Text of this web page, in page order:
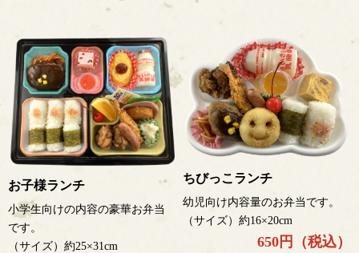
お子様ランチ
小学生向けの内容の豪華お弁当
です。
（サイズ）約25×31cm
ちびっこランチ
幼児向け内容量のお弁当です。
（サイズ）約16×20cm
650円（税込）